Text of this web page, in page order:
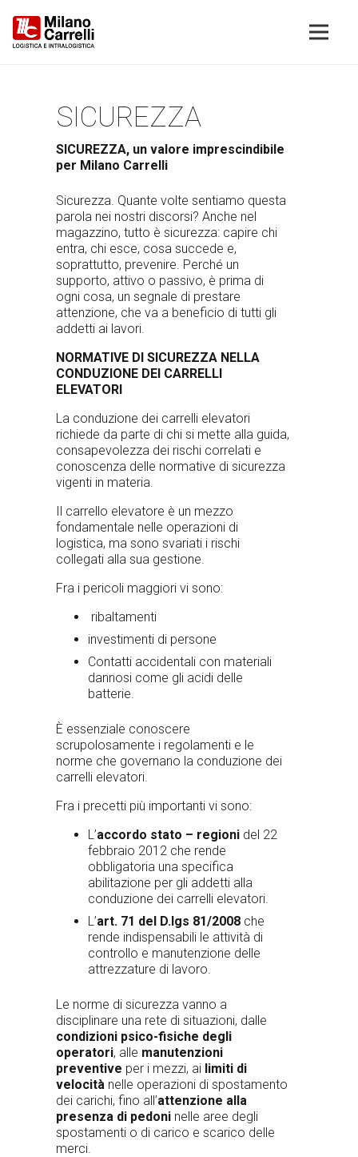
SICUREZZA
SICUREZZA, un valore imprescindibile
per Milano Carrelli
Sicurezza. Quante volte sentiamo questa
parola nei nostri discorsi? Anche nel
magazzino, tutto è sicurezza: capire chi
entra, chi esce, cosa succede e,
soprattutto, prevenire. Perché un
supporto, attivo o passivo, è prima di
ogni cosa, un segnale di prestare
attenzione, che va a beneficio di tutti gli
addetti ai lavori.
NORMATIVE DI SICUREZZA NELLA
CONDUZIONE DEI CARRELLI
ELEVATORI
La conduzione dei carrelli elevatori
richiede da parte di chi si mette alla guida,
consapevolezza dei rischi correlati e
conoscenza delle normative di sicurezza
vigenti in materia.
Il carrello elevatore è un mezzo
fondamentale nelle operazioni di
logistica, ma sono svariati i rischi
collegati alla sua gestione.
Fra i pericoli maggiori vi sono:
ribaltamenti
investimenti di persone
Contatti accidentali con materiali
dannosi come gli acidi delle
batterie.
È essenziale conoscere
scrupolosamente i regolamenti e le
norme che governano la conduzione dei
carrelli elevatori.
Fra i precetti più importanti vi sono:
L’accordo stato – regionidel 22
febbraio 2012 che rende
obbligatoria una specifica
abilitazione per gli addetti alla
conduzione dei carrelli elevatori.
L’art. 71 del D.lgs 81/2008che
rende indispensabili le attività di
controllo e manutenzione delle
attrezzature di lavoro.
Le norme di sicurezza vanno a
disciplinare una rete di situazioni, dalle
condizioni psico-fisiche degli
operatori, alle manutenzioni
preventive per i mezzi, ai limiti di
velocitànelle operazioni di spostamento
dei carichi, fino all’attenzione alla
presenza di pedoninelle aree degli
spostamenti o di carico e scarico delle
merci.